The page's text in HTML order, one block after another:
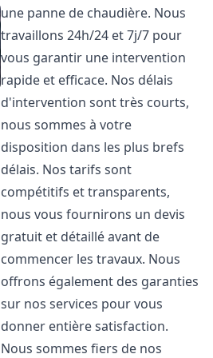
une panne de chaudière. Nous
travaillons 24h/24 et 7j/7 pour
vous garantir une intervention
rapide et efficace. Nos délais
d'intervention sont très courts,
nous sommes à votre
disposition dans les plus brefs
délais. Nos tarifs sont
compétitifs et transparents,
nous vous fournirons un devis
gratuit et détaillé avant de
commencer les travaux. Nous
offrons également des garanties
sur nos services pour vous
donner entière satisfaction.
Nous sommes fiers de nos